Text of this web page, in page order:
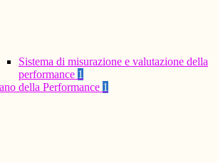
Sistema di misurazione e valutazione della
performance 1
della Performance 1